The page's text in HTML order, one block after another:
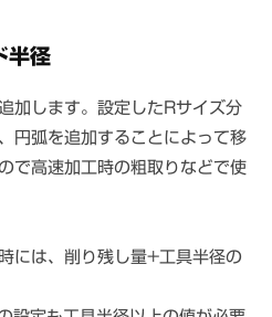
半径
加します。設定したRサイズ分
円弧を追加することによって移
で高速加工時の粗取りなどで使
には、削り残し量+工具半径の